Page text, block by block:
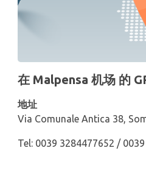
在 Malpensa 机场 的
地址
Via Comunale Antica 38,
Tel: 0039 3284477652 /